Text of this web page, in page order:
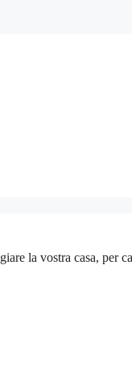
la vostra casa, per